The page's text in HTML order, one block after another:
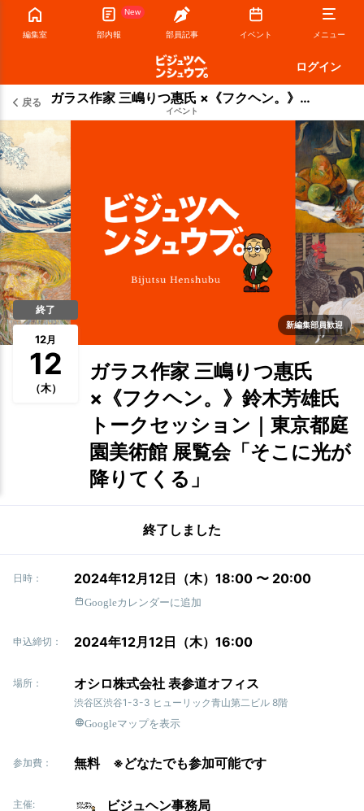
編集室
New
部内報 部員記事 イベント メニュー
ログイン
戻る ガラス作家 三嶋りつ惠氏 ×《フクヘン。》鈴木芳雄氏 トークセッション｜東京都庭園美術館 展覧会「そこに光が降りてくる」
イベント
新編集部員歓迎
終了
12月
12
（木）
ガラス作家 三嶋りつ惠氏
×《フクヘン。》鈴木芳雄氏
トークセッション｜東京都庭
園美術館 展覧会「そこに光が
降りてくる」
終了しました
日時： 2024年12月12日（木）18:00 〜 20:00
Googleカレンダーに追加
申込締切： 2024年12月12日（木）16:00
場所： オシロ株式会社 表参道オフィス
渋谷区渋谷1-3-3 ヒューリック青山第二ビル 8階
Googleマップを表示
参加費： 無料 ※どなたでも参加可能です
主催: ビジュヘン事務局